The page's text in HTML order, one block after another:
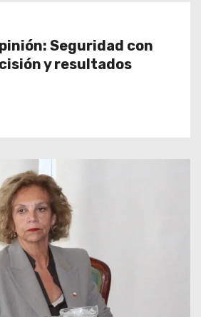
Seguridad con
y resultados